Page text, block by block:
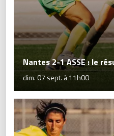
Nantes 2-1 ASSE : le
dim. 07 sept. à 11h00